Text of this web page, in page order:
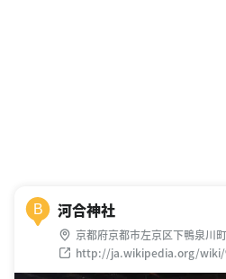
B 河合神社
京都府京都市左京区下鴨泉川
http://ja.wikipedia.org/wiki/